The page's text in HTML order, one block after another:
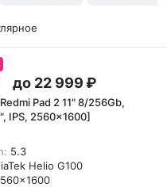
до 22 999 ₽
Pad 2 11" 8/256Gb,
IPS, 2560x1600]
5.3
Helio G100